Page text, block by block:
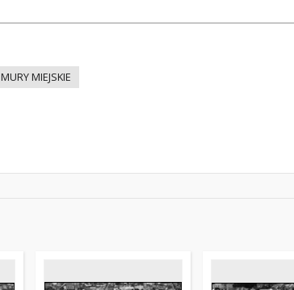
MURY MIEJSKIE